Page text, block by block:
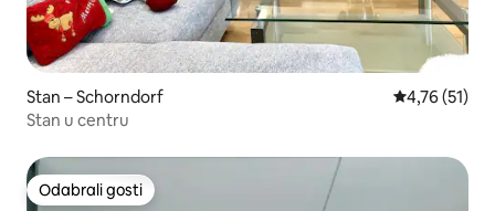
Stan – Schorndorf Prosječna
4,76 (51)
Stan u centru
Odabrali gosti
Odabrali gosti